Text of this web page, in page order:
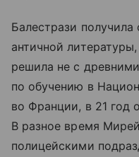
Балестрази получила
античной
решила не с
по обучению в
во Франции, в 21 год
В разное время
полицейскими